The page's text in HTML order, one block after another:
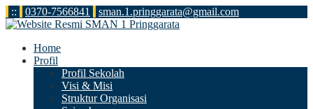
:: 0370-7566841 sman.1.pringgarata@gmail.com
Home
Profil
Profil Sekolah
Visi & Misi
Struktur Organisasi